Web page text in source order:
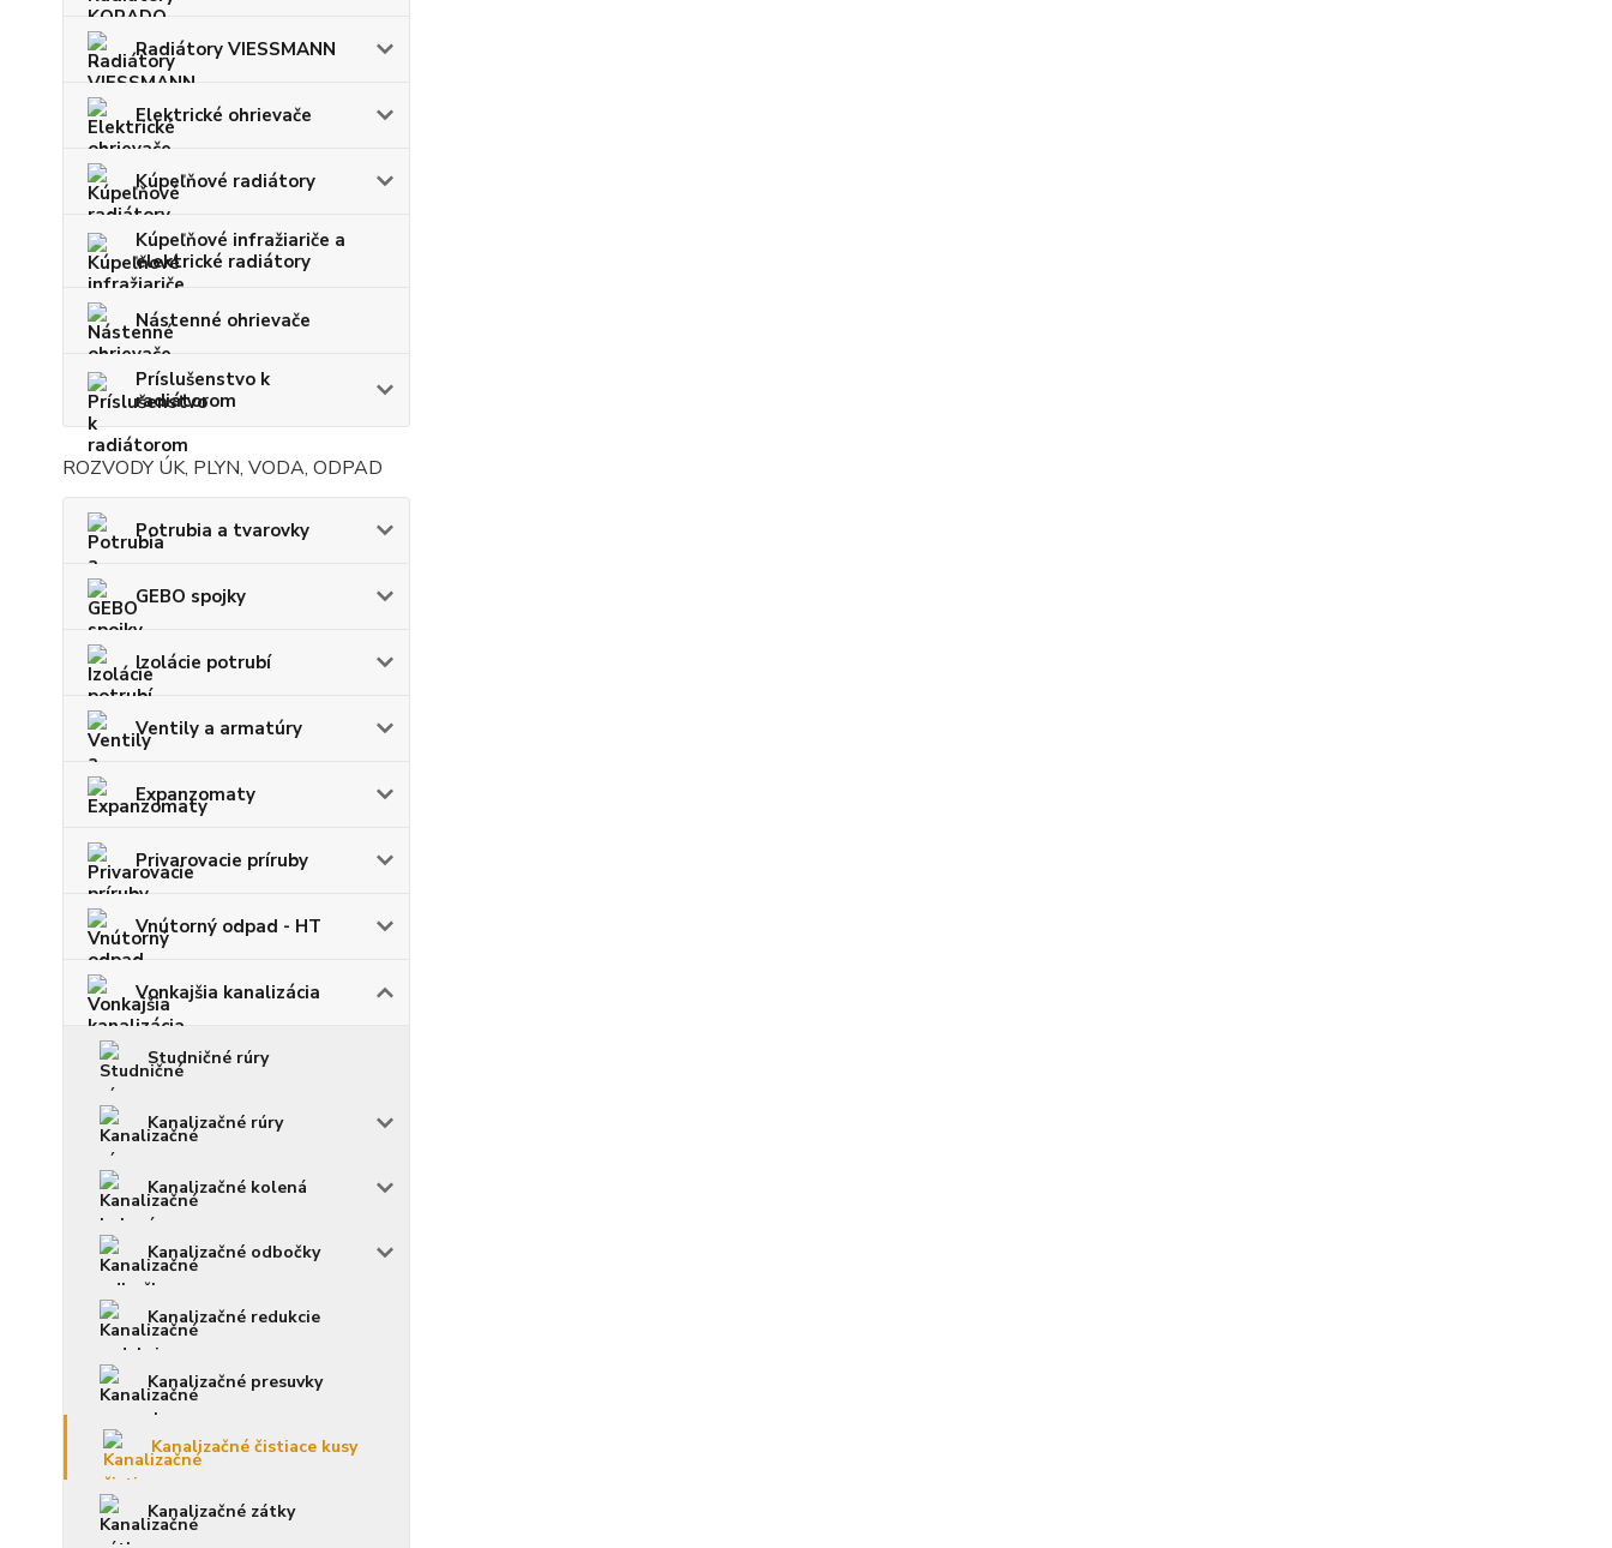
Radiátory VIESSMANN
Elektrické ohrievače
Kúpeľňové radiátory
Kúpeľňové infražiariče a
elektrické radiátory
Nástenné ohrievače
Príslušenstvo k
radiátorom
ROZVODY ÚK, PLYN, VODA, ODPAD
Potrubia a tvarovky
GEBO spojky
Izolácie potrubí
Ventily a armatúry
Expanzomaty
Privarovacie príruby
Vnútorný odpad - HT
Vonkajšia kanalizácia
Studničné rúry
Kanalizačné rúry
Kanalizačné kolená
Kanalizačné odbočky
Kanalizačné redukcie
Kanalizačné presuvky
Kanalizačné čistiace kusy
Kanalizačné zátky